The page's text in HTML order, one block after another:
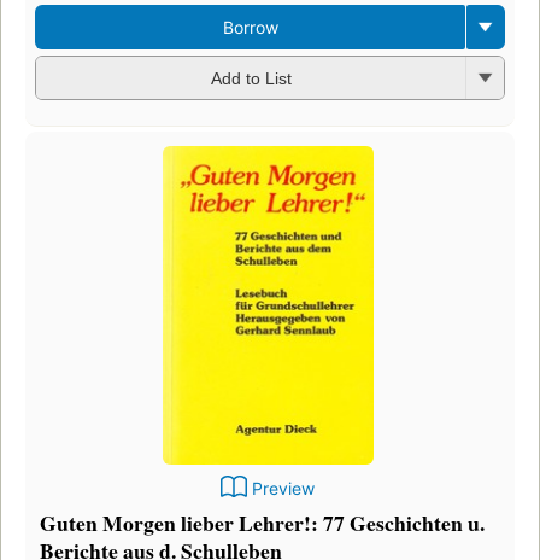
Borrow
Add to List
Preview
Guten Morgen lieber Lehrer!: 77 Geschichten u.
Berichte aus d. Schulleben